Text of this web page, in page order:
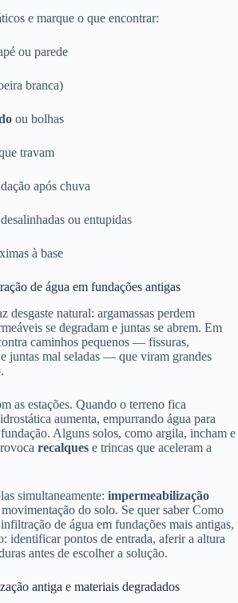
e marque o que encontrar:
ou parede
branca)
ou bolhas
travam
após chuva
desalinhadas ou entupidas
à base
de água em fundações antigas
desgaste natural: argamassas perdem
se degradam e juntas se abrem. Em
caminhos pequenos — fissuras,
juntas mal seladas — que viram grandes
as estações. Quando o terreno fica
aumenta, empurrando água para
Alguns solos, como argila, incham e
recalques e trincas que aceleram a
simultaneamente: impermeabilização
do solo. Se quer saber Como
de água em fundações mais antigas,
identificar pontos de entrada, aferir a altura
antes de escolher a solução.
antiga e materiais degradados